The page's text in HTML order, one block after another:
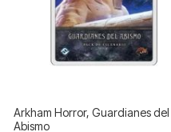
Arkham Horror, Guardianes del
Abismo